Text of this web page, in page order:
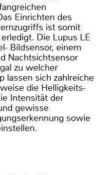
Einrichten des
ist somit
Die Lupus LE
Bildsensor, einem
Nachtsichtsensor
zu welcher
lassen sich zahlreiche
die Helligkeits-
Intensität der
gewisse
sowie